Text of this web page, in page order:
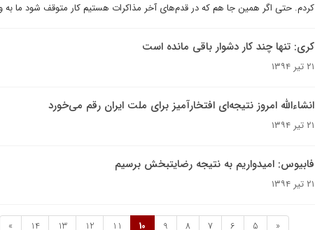
کردم. حتی اگر همین جا هم که در قدم‌های آخر مذاکرات هستیم کار متوقف شود ما به
کری: تنها چند کار دشوار باقی مانده است
۲۱ تیر ۱۳۹۴
انشاءالله امروز نتیجه‌ای افتخارآمیز برای ملت ایران رقم می‌خورد
۲۱ تیر ۱۳۹۴
فابیوس: امیدواریم به نتیجه رضایتبخش برسیم
۲۱ تیر ۱۳۹۴
«
5
6
7
8
9
10
11
12
13
14
»